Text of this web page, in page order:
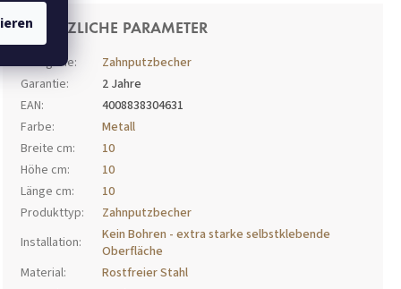
ZUSÄTZLICHE PARAMETER
Kategorie:
Zahnputzbecher
Garantie:
2 Jahre
EAN:
4008838304631
Farbe:
Metall
Breite cm:
10
Höhe cm:
10
Länge cm:
10
Produkttyp:
Zahnputzbecher
Installation:
Kein Bohren - extra starke selbstklebende
Oberfläche
Material:
Rostfreier Stahl